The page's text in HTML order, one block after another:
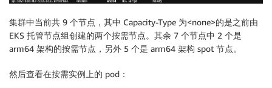
集群中当前共 9 个节点，其中 Capacity-Type 为<none>的是之前由
EKS 托管节点组创建的两个按需节点。其余 7 个节点中 2 个是
arm64 架构的按需节点，另外 5 个是 arm64 架构 spot 节点。
然后查看在按需实例上的 pod：